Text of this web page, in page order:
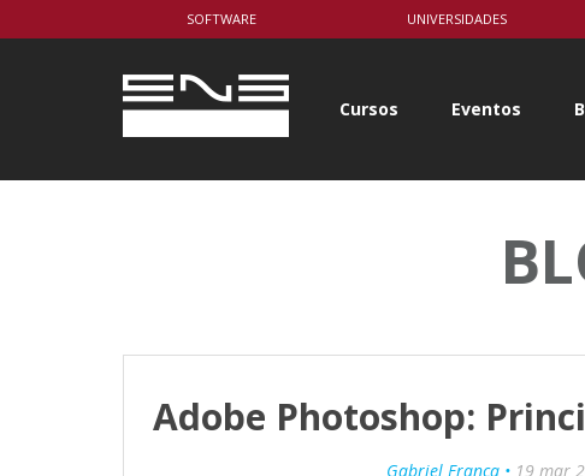
body { background-color: white; }
SOFTWARE UNIVERSIDADES
Cursos Eventos
Adobe Photoshop:
Gabriel França • 19 mar